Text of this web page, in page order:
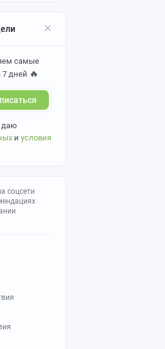
самые
7 дней 🔥
даю
и условия
соцсети